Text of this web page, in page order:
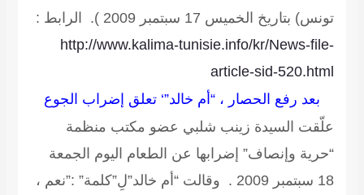
تونس) بتاريخ الخميس 17 سبتمبر 2009 ).
الرابط :
http://www.kalima-tunisie.info/kr/News-file-
article-sid-520.html
بعد رفع الحصار ، “أم خالد”‘ تعلق إضراب الجوع
علّقت السيدة زينب شلبي عضو مكتب منظمة
“حرية وإنصاف” إضرابها عن الطعام اليوم الجمعة
18 سبتمبر 2009 . وقالت “أم خالد”لِ”كلمة” :”نعم ،